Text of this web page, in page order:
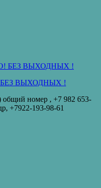
ВЫХОДНЫХ !
общий номер , ‪+7 982 653-
+7922-193-98-61